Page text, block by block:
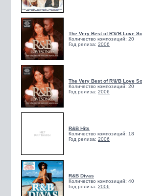
The Very Best of R'&'B Love
Количество композиций: 20
Год релиза: 2006
The Very Best of R'&'B Love
Количество композиций: 20
Год релиза: 2006
R&B Hits
Количество композиций: 18
Год релиза: 2006
R&B Divas
Количество композиций: 40
Год релиза: 2006